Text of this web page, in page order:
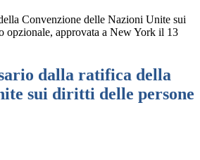
Convenzione delle Nazioni Unite sui
opzionale, approvata a New York il 13
dalla ratifica della
sui diritti delle persone